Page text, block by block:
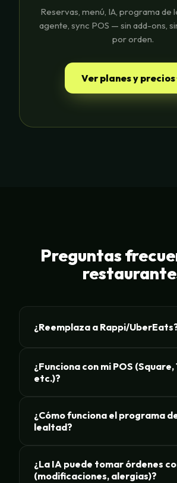
Reservas, menú, IA, programa de
agente, sync POS — sin add-ons,
por orden.
Ver planes y precios
Preguntas
¿Reemplaza a Rappi/
¿Funciona con mi POS
etc.)?
¿Cómo funciona el programa
lealtad?
¿La IA puede tomar órdenes
(modificaciones, alergias)?